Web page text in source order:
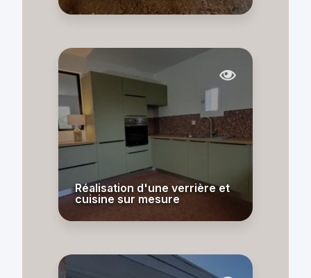
Réalisation d'une verrière et
cuisine sur mesure